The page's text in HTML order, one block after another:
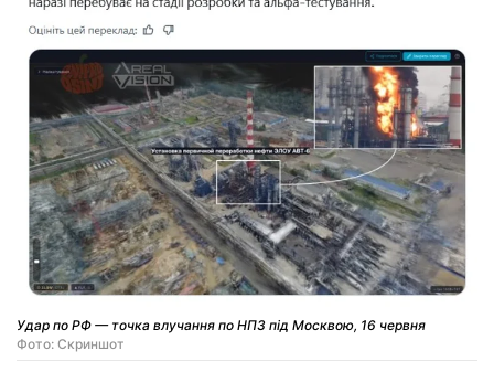
Удар по РФ — точка влучання по НПЗ під Москвою, 16 червня
Фото: Скриншот